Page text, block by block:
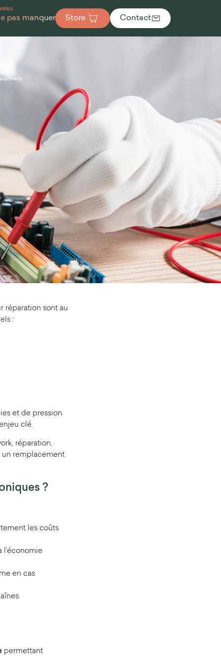
pas manquer Store Contact
réparation sont au
:
et de pression
clé.
réparation,
un remplacement
?
les coûts
en cas
permettant